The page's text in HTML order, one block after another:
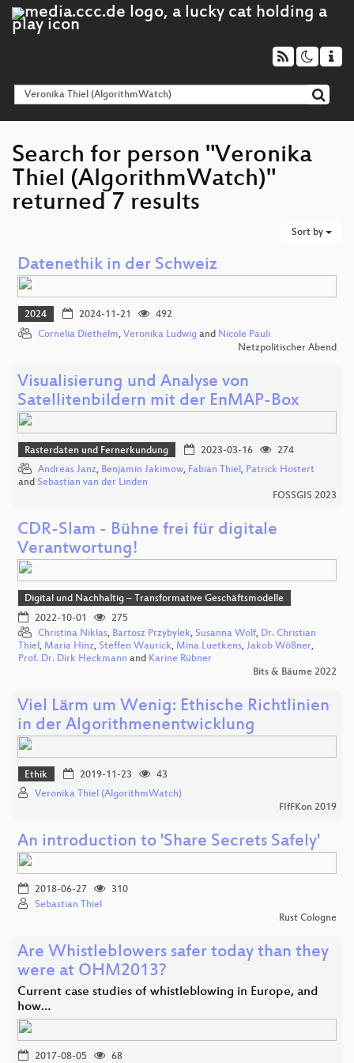
Search for person "Veronika
Thiel (AlgorithmWatch)"
returned 7 results
Sort by
Datenethik in der Schweiz
2024 2024-11-21
492
Cornelia Diethelm, Veronika Ludwig and Nicole Pauli
Netzpolitischer Abend
Visualisierung und Analyse von
Satellitenbildern mit der EnMAP-Box
Rasterdaten und Fernerkundung 2023-03-16
274
Andreas Janz, Benjamin Jakimow, Fabian Thiel, Patrick Hostert
and Sebastian van der Linden
FOSSGIS 2023
CDR-Slam - Bühne frei für digitale
Verantwortung!
Digital und Nachhaltig – Transformative Geschäftsmodelle
2022-10-01
275
Christina Niklas, Bartosz Przybylek, Susanna Wolf, Dr. Christian
Thiel , Maria Hinz, Steffen Waurick, Mina Luetkens, Jakob Wößner,
Prof. Dr. Dirk Heckmann and Karine Rübner
Bits & Bäume 2022
Viel Lärm um Wenig: Ethische Richtlinien
in der Algorithmenentwicklung
Ethik 2019-11-23
43
Veronika Thiel (AlgorithmWatch)
FIfFKon 2019
An introduction to 'Share Secrets Safely'
2018-06-27
310
Sebastian Thiel
Rust Cologne
Are Whistleblowers safer today than they
were at OHM2013?
Current case studies of whistleblowing in Europe, and
how…
2017-08-05 68